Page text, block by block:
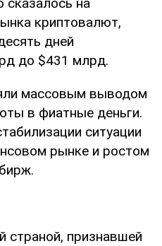
криптовалют,
дней
до $431 млрд.
массовым выводом
в фиатные деньги.
ситуации
рынке и ростом
страной, признавшей